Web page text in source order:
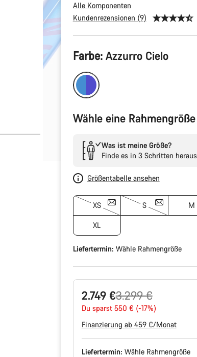
Alle Komponenten
Kundenrezensionen (9)
Produktkonfiguration
Farbe: Azzurro Cielo
Wähle eine Rahmengröße
Was ist meine Größe?
Finde es in 3 Schritten heraus
Größentabelle ansehen
XS S M
XL
Liefertermin: Wähle Rahmengröße
2.749 €
Ursprungspreis
3.299 €
Du sparst 550 € (-17%)
Finanzierung ab 459 €/Monat
Liefertermin: Wähle Rahmengröße